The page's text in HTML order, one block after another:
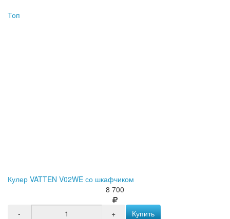
Топ
Кулер VATTEN V02WE со шкафчиком
8 700
- + Купить